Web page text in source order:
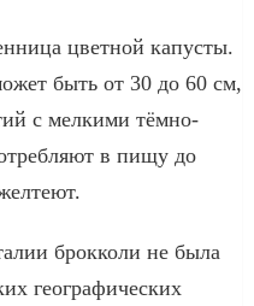
цветной капусты.
быть от 30 до 60 см,
с мелкими тёмно-
в пищу до
брокколи не была
географических